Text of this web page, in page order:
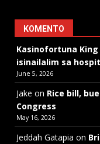
KOMENTO
Kasinofortuna King
isinailalim sa
June 5, 2026
Jake on Rice bill,
Congress
May 16, 2026
Jeddah Gatapia on